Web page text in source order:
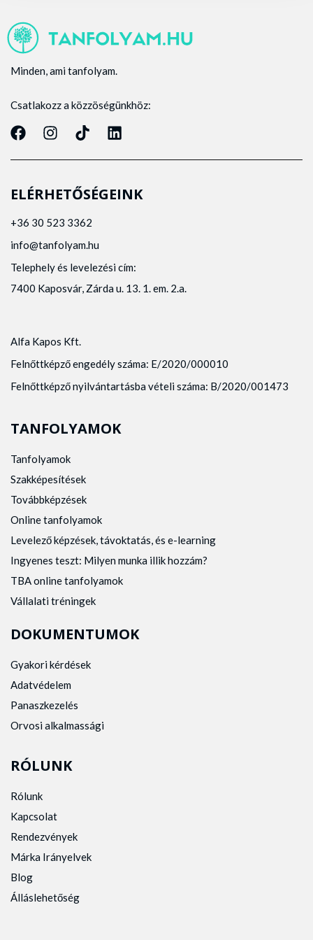
Minden, ami tanfolyam.
Csatlakozz a közzöségünkhöz:
ELÉRHETŐSÉGEINK
+36 30 523 3362
info@tanfolyam.hu
Telephely és levelezési cím:
7400 Kaposvár, Zárda u. 13. 1. em. 2.a.
Alfa Kapos Kft.
Felnőttképző engedély száma: E/2020/000010
Felnőttképző nyilvántartásba vételi száma: B/2020/001473
TANFOLYAMOK
Tanfolyamok
Szakképesítések
Továbbképzések
Online tanfolyamok
Levelező képzések, távoktatás, és e-learning
Ingyenes teszt: Milyen munka illik hozzám?
TBA online tanfolyamok
Vállalati tréningek
DOKUMENTUMOK
Gyakori kérdések
Adatvédelem
Panaszkezelés
Orvosi alkalmassági
RÓLUNK
Rólunk
Kapcsolat
Rendezvények
Márka Irányelvek
Blog
Álláslehetőség